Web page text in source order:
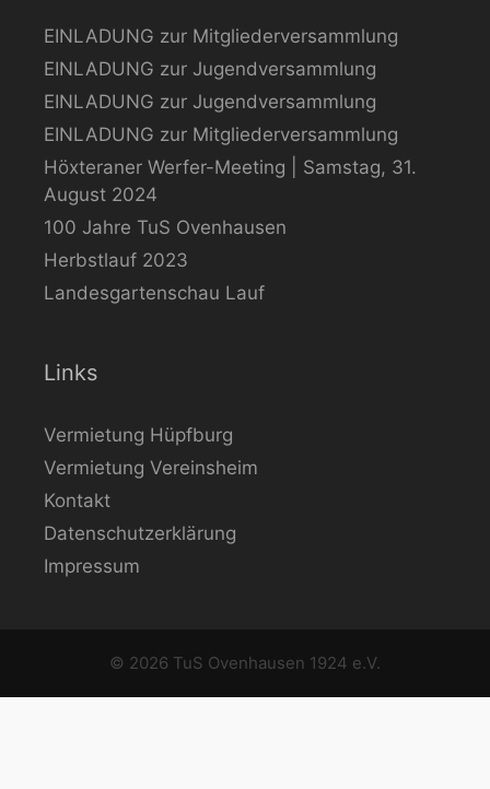
EINLADUNG zur Mitgliederversammlung
EINLADUNG zur Jugendversammlung
EINLADUNG zur Jugendversammlung
EINLADUNG zur Mitgliederversammlung
Höxteraner Werfer-Meeting | Samstag, 31.
August 2024
100 Jahre TuS Ovenhausen
Herbstlauf 2023
Landesgartenschau Lauf
Links
Vermietung Hüpfburg
Vermietung Vereinsheim
Kontakt
Datenschutzerklärung
Impressum
© 2026 TuS Ovenhausen 1924 e.V.